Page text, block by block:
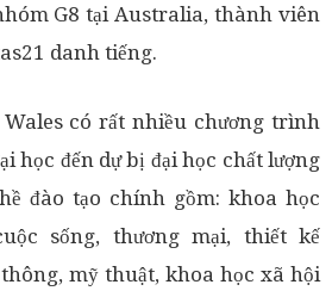
G8 tại Australia, thành viên
danh tiếng.
có rất nhiều chương trình
học đến dự bị đại học chất lượng
đào tạo chính gồm: khoa học
sống, thương mại, thiết kế
mỹ thuật, khoa học xã hội